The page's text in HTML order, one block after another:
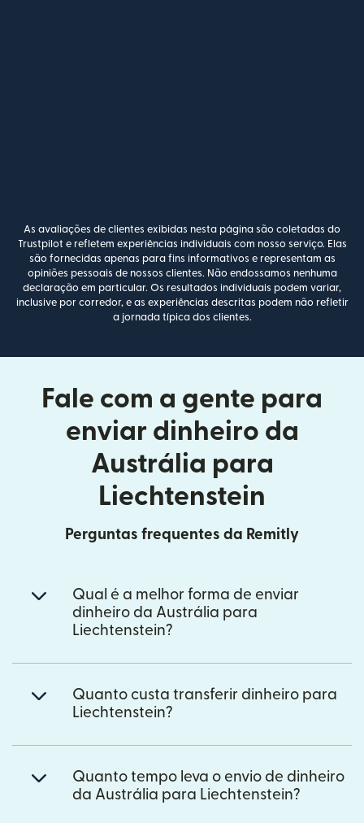
As avaliações de clientes exibidas nesta página são coletadas do
Trustpilot e refletem experiências individuais com nosso serviço. Elas
são fornecidas apenas para fins informativos e representam as
opiniões pessoais de nossos clientes. Não endossamos nenhuma
declaração em particular. Os resultados individuais podem variar,
inclusive por corredor, e as experiências descritas podem não refletir
a jornada típica dos clientes.
Fale com a gente para
enviar dinheiro da
Austrália para
Liechtenstein
Perguntas frequentes da Remitly
Qual é a melhor forma de enviar
dinheiro da Austrália para
Liechtenstein?
Quanto custa transferir dinheiro para
Liechtenstein?
Quanto tempo leva o envio de dinheiro
da Austrália para Liechtenstein?